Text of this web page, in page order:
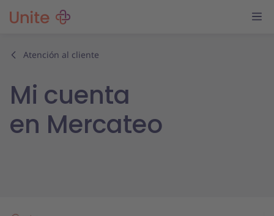
Atención al cliente
Mi cuenta
en Mercateo